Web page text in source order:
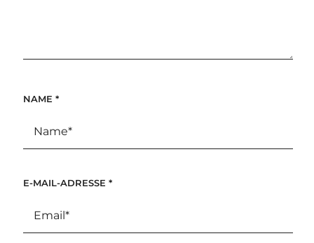
NAME *
E-MAIL-ADRESSE *